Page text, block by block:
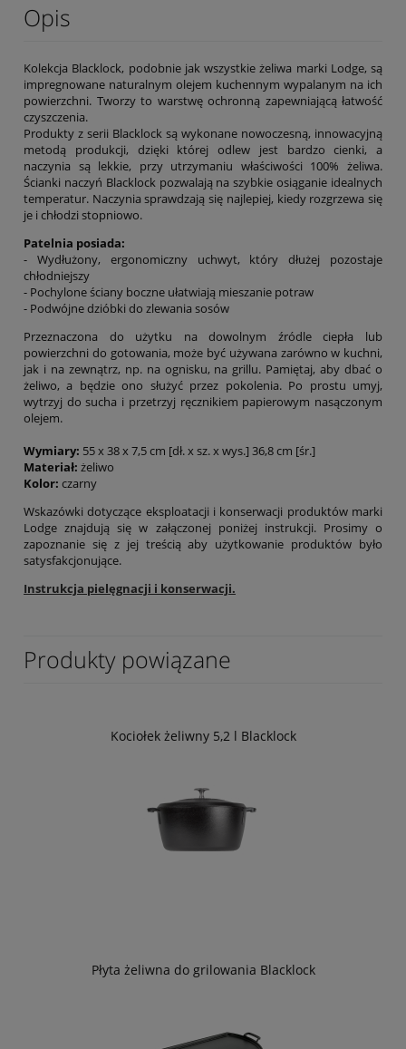
Opis
Kolekcja Blacklock, podobnie jak wszystkie żeliwa marki Lodge, są
impregnowane naturalnym olejem kuchennym wypalanym na ich
powierzchni. Tworzy to warstwę ochronną zapewniającą łatwość
czyszczenia.
Produkty z serii Blacklock są wykonane nowoczesną, innowacyjną
metodą produkcji, dzięki której odlew jest bardzo cienki, a
naczynia są lekkie, przy utrzymaniu właściwości 100% żeliwa.
Ścianki naczyń Blacklock pozwalają na szybkie osiąganie idealnych
temperatur. Naczynia sprawdzają się najlepiej, kiedy rozgrzewa się
je i chłodzi stopniowo.
Patelnia posiada:
- Wydłużony, ergonomiczny uchwyt, który dłużej pozostaje
chłodniejszy
- Pochylone ściany boczne ułatwiają mieszanie potraw
- Podwójne dzióbki do zlewania sosów
Przeznaczona do użytku na dowolnym źródle ciepła lub
powierzchni do gotowania, może być używana zarówno w kuchni,
jak i na zewnątrz, np. na ognisku, na grillu. Pamiętaj, aby dbać o
żeliwo, a będzie ono służyć przez pokolenia. Po prostu umyj,
wytrzyj do sucha i przetrzyj ręcznikiem papierowym nasączonym
olejem.
Wymiary: 55 x 38 x 7,5 cm [dł. x sz. x wys.] 36,8 cm [śr.]
Materiał: żeliwo
Kolor: czarny
Wskazówki dotyczące eksploatacji i konserwacji produktów marki
Lodge znajdują się w załączonej poniżej instrukcji. Prosimy o
zapoznanie się z jej treścią aby użytkowanie produktów było
satysfakcjonujące.
Instrukcja pielęgnacji i konserwacji.
Produkty powiązane
Kociołek żeliwny 5,2 l Blacklock
Płyta żeliwna do grilowania Blacklock